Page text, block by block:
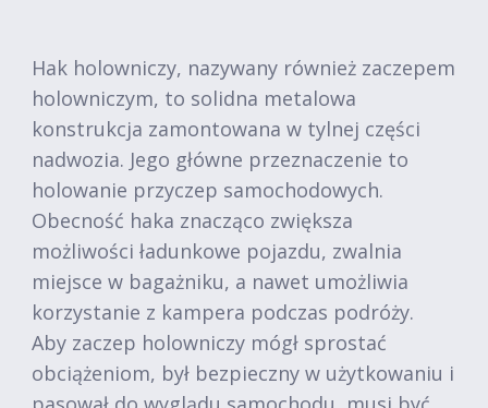
Hak holowniczy, nazywany również zaczepem
holowniczym, to solidna metalowa
konstrukcja zamontowana w tylnej części
nadwozia. Jego główne przeznaczenie to
holowanie przyczep samochodowych.
Obecność haka znacząco zwiększa
możliwości ładunkowe pojazdu, zwalnia
miejsce w bagażniku, a nawet umożliwia
korzystanie z kampera podczas podróży.
Aby zaczep holowniczy mógł sprostać
obciążeniom, był bezpieczny w użytkowaniu i